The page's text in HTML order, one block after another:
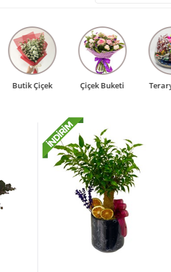
Buketi Teraryumlar Bonsai